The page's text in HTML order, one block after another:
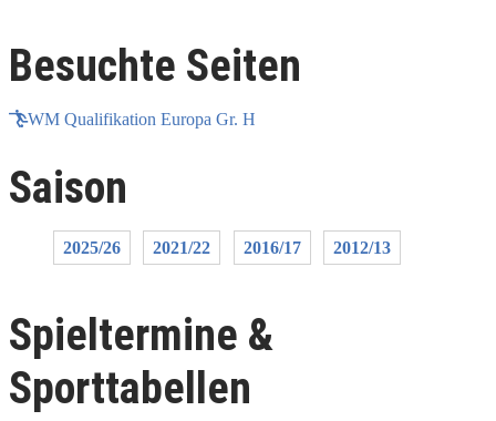
Besuchte Seiten
WM Qualifikation Europa Gr. H
Saison
2025/26 2021/22 2016/17 2012/13
Spieltermine &
Sporttabellen